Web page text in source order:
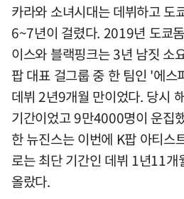
카라와 소녀시대는 데뷔하고 도
6~7년이 걸렸다. 2019년 도쿄
이스와 블랙핑크는 3년 남짓 소
팝 대표 걸그룹 중 한 팀인 '에스
데뷔 2년9개월 만이었다. 당시
기간이었고 9만4000명이 운집
한 뉴진스는 이번에 K팝 아티스
로는 최단 기간인 데뷔 1년11개
올랐다.